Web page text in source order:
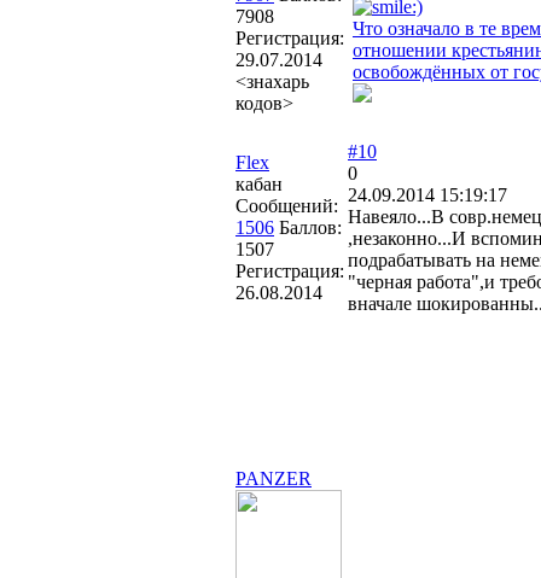
7908
Регистрация:
29.07.2014
<знахарь
кодов>
Что означало в те
отношении
освобождённых от
Flex
кабан
Сообщений:
1506 Баллов:
1507
Регистрация:
26.08.2014
#10
0
24.09.2014 15:19:17
Навеяло...В
,незаконно...И
подрабатывать на
"черная работа",и
вначале
PANZER